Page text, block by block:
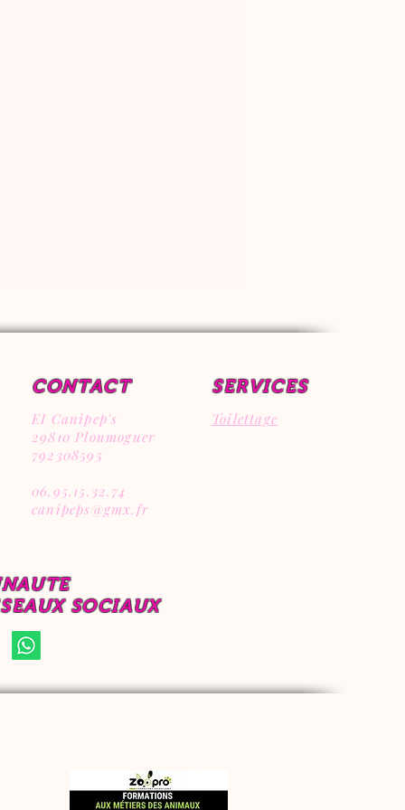
CONTACT
EI Canipep's
29810 Ploumoguer
792308595
06.95.15.32.74
canipeps@gmx.fr
SOCIAUX
SERVICES
Toilettage